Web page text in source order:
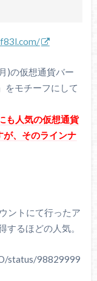
)の仮想通貨バー
をモチーフにして
も人気の仮想通貨
が、そのラインナ
ントにて行ったア
するほどの人気。
status/98829999